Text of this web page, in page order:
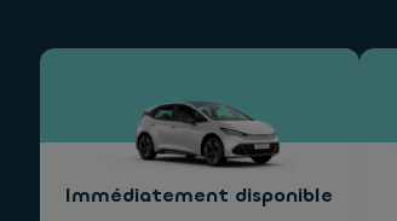
Immédiatement disponible